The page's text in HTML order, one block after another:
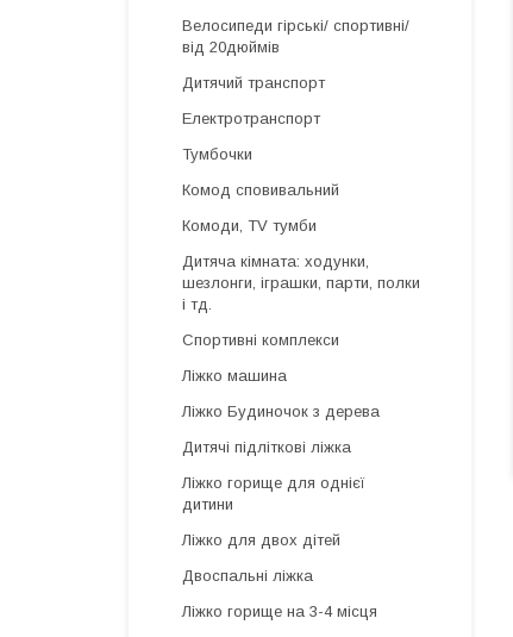
Велосипеди гірські/ спортивні/
від 20дюймів
Дитячий транспорт
Електротранспорт
Тумбочки
Комод сповивальний
Комоди, TV тумби
Дитяча кімната: ходунки,
шезлонги, іграшки, парти, полки
і тд.
Спортивні комплекси
Ліжко машина
Ліжко Будиночок з дерева
Дитячі підліткові ліжка
Ліжко горище для однієї
дитини
Ліжко для двох дітей
Двоспальні ліжка
Ліжко горище на 3-4 місця